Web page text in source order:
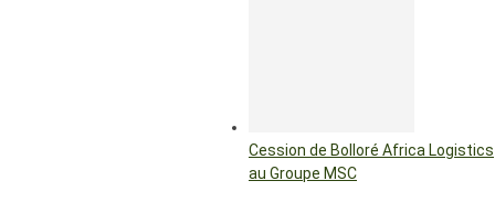
Cession de Bolloré Africa Logistics
au Groupe MSC